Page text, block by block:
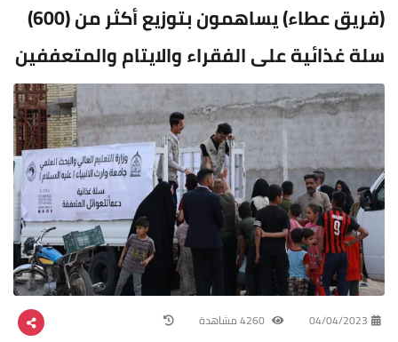
(فريق عطاء) يساهمون بتوزيع أكثر من (600)
سلة غذائية على الفقراء والايتام والمتعففين
04/04/2023